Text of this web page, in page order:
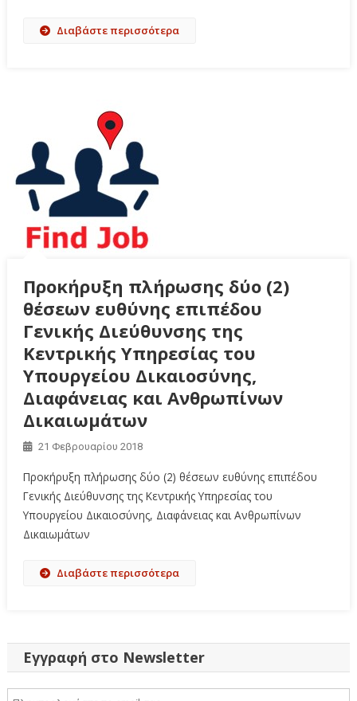
Διαβάστε περισσότερα
Προκήρυξη πλήρωσης δύο (2)
θέσεων ευθύνης επιπέδου
Γενικής Διεύθυνσης της
Κεντρικής Υπηρεσίας του
Υπουργείου Δικαιοσύνης,
Διαφάνειας και Ανθρωπίνων
Δικαιωμάτων
21 Φεβρουαρίου 2018
Προκήρυξη πλήρωσης δύο (2) θέσεων ευθύνης επιπέδου
Γενικής Διεύθυνσης της Κεντρικής Υπηρεσίας του
Υπουργείου Δικαιοσύνης, Διαφάνειας και Ανθρωπίνων
Δικαιωμάτων
Διαβάστε περισσότερα
Εγγραφή στο Newsletter